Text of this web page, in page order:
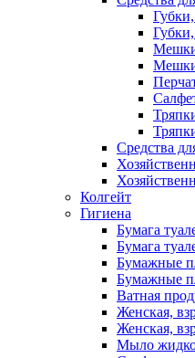
Средства
Колгейт
Гигиена
Бумага
Бумага
Бумажные
Бумажные
Ватная
Женская,
Женская,
Мыло